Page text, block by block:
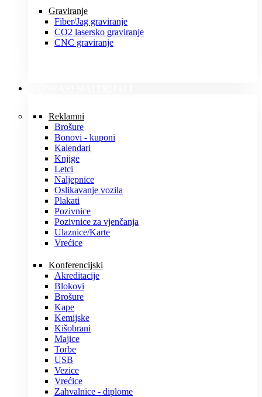
Graviranje
Fiber/Jag graviranje
CO2 lasersko graviranje
CNC graviranje
Reklamni
Brošure
Bonovi - kuponi
Kalendari
Knjige
Letci
Naljepnice
Oslikavanje vozila
Plakati
Pozivnice
Pozivnice za vjenčanja
Ulaznice/Karte
Vrećice
Konferencijski
Akreditacije
Blokovi
Brošure
Kape
Kemijske
Kišobrani
Majice
Torbe
USB
Vezice
Vrećice
Zahvalnice - diplome